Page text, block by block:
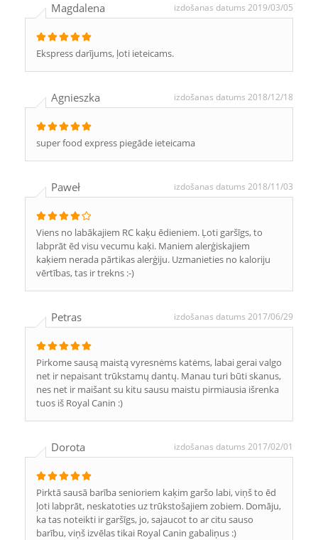
Magdalena izdošanas datums 2019/03/05
Ekspress darījums, ļoti ieteicams.
Agnieszka izdošanas datums 2018/12/18
super food express piegāde ieteicama
Paweł izdošanas datums 2018/11/03
Viens no labākajiem RC kaķu ēdieniem. Ļoti garšīgs, to
labprāt ēd visu vecumu kaķi. Maniem alerģiskajiem
kaķiem nerada pārtikas alerģiju. Uzmanieties no kaloriju
vērtības, tas ir trekns :-)
Petras izdošanas datums 2017/06/29
Pirkome sausą maistą vyresnėms katėms, labai gerai valgo
net ir nepaisant trūkstamų dantų. Manau turi būti skanus,
nes net ir maišant su kitu sausu maistu pirmiausia išrenka
tuos iš Royal Canin :)
Dorota izdošanas datums 2017/02/01
Pirktā sausā barība senioriem kaķim garšo labi, viņš to ēd
ļoti labprāt, neskatoties uz trūkstošajiem zobiem. Domāju,
ka tas noteikti ir garšīgs, jo, sajaucot to ar citu sauso
barību, viņš izvēlas tikai Royal Canin gabaliņus :)